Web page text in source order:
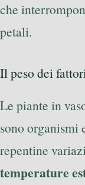
che
petali.
Il peso dei
Le piante in
sono organismi
repentine
temperature